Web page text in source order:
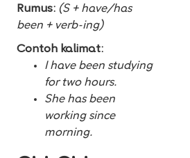
Rumus: (S + have/has
been + verb-ing)
Contoh kalimat:
I have been studying
for two hours.
She has been
working since
morning.